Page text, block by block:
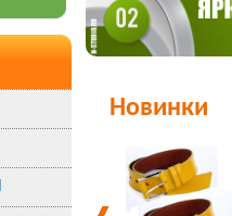
Новинки